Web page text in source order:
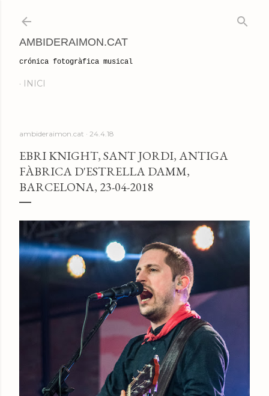
AMBIDERAIMON.CAT
crónica fotogràfica musical
INICI
ambideraimon.cat 24.4.18
EBRI KNIGHT, SANT JORDI, ANTIGA
FÀBRICA D'ESTRELLA DAMM,
BARCELONA, 23-04-2018